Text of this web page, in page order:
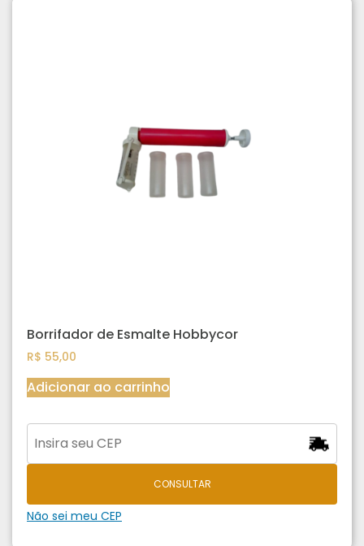
Borrifador de Esmalte Hobbycor
R$ 55,00
Adicionar ao carrinho
CONSULTAR
Não sei meu CEP